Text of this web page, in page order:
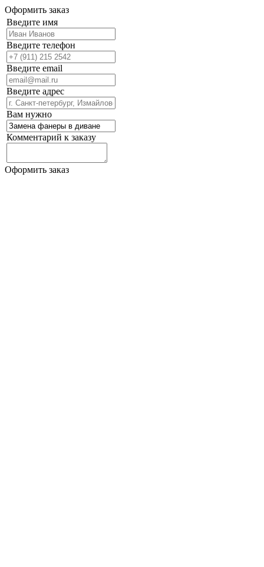
Оформить заказ
Введите имя
Введите телефон
Введите email
Введите адрес
Вам нужно
Комментарий к заказу
Оформить заказ